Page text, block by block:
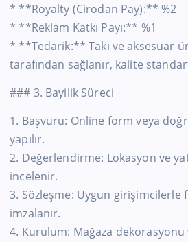
* **Royalty (Cirodan Pay):** %2
* **Reklam Katkı Payı:** %1
* **Tedarik:** Takı ve aksesuar
tarafından sağlanır, kalite
### 3. Bayilik Süreci
1. Başvuru: Online form veya
yapılır.
2. Değerlendirme: Lokasyon ve
incelenir.
3. Sözleşme: Uygun girişimcilerle
imzalanır.
4. Kurulum: Mağaza